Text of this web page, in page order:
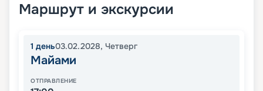
Маршрут и экскурсии
1 день03.02.2028, Четверг
Майами
ОТПРАВЛЕНИЕ